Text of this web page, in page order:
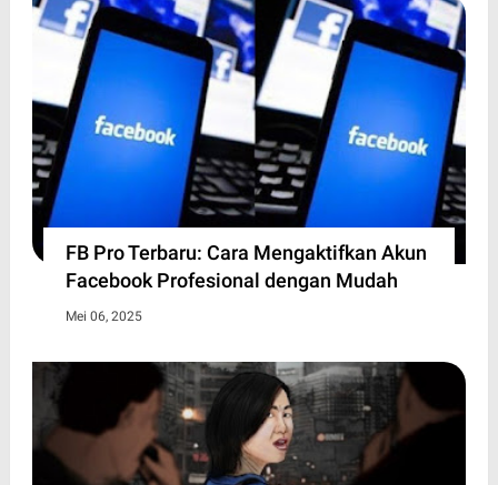
FB Pro Terbaru: Cara Mengaktifkan Akun
Facebook Profesional dengan Mudah
Mei 06, 2025